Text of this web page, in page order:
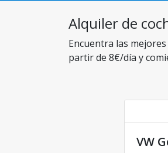
Alquiler de
Encuentra las
partir de 8€/día y
VW